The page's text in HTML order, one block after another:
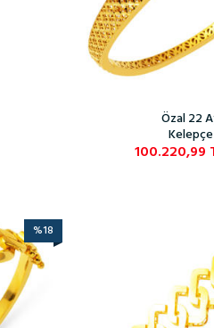
Özal 22
100.220,99
%18